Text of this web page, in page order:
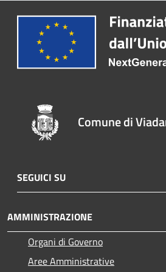
Comune di
SEGUICI SU
AMMINISTRAZIONE
Organi di Governo
Aree Amministrative